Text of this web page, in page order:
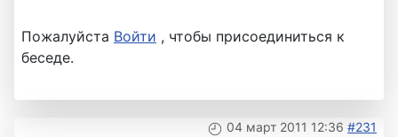
Пожалуйста Войти , чтобы присоединиться к
беседе.
04 март 2011 12:36 #231